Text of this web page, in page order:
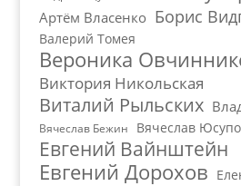
Артём Власенко Борис
Валерий Томея
Вероника
Виктория Никольская
Виталий Рыльских
Вячеслав Бежин Вячеслав
Евгений Вайнштейн
Евгений Дорохов